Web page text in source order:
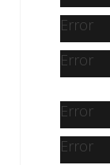
Error
Error
Error
Error